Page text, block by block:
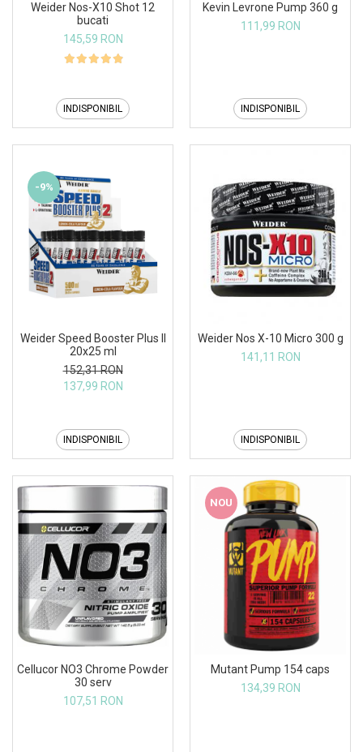
Weider Nos-X10 Shot 12
bucati
145,59 RON
INDISPONIBIL
Kevin Levrone Pump 360 g
111,99 RON
INDISPONIBIL
-9%
Weider Speed Booster Plus II
20x25 ml
152,31 RON
137,99 RON
INDISPONIBIL
Weider Nos X-10 Micro 300 g
141,11 RON
INDISPONIBIL
Cellucor NO3 Chrome Powder
30 serv
107,51 RON
NOU
Mutant Pump 154 caps
134,39 RON